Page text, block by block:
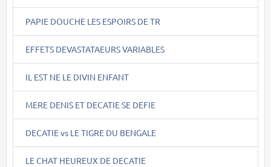
PAPIE DOUCHE LES ESPOIRS DE TR
EFFETS DEVASTATAEURS VARIABLES
IL EST NE LE DIVIN ENFANT
MERE DENIS ET DECATIE SE DEFIE
DECATIE vs LE TIGRE DU BENGALE
LE CHAT HEUREUX DE DECATIE